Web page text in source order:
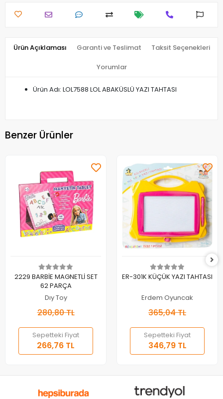
Ürün Açıklaması Garanti ve Teslimat Taksit Seçenekleri
Yorumlar
Ürün Adı: LOL7588 LOL ABAKÜSLÜ YAZI TAHTASI
Benzer Ürünler
Sepete Ekle
2229 BARBİE MAGNETLİ SET
62 PARÇA
Dıy Toy
280,80 TL
Sepetteki Fiyat
266,76 TL
Sepete Ekle
ER-301K KÜÇÜK YAZI TAHTASI
Erdem Oyuncak
365,04 TL
Sepetteki Fiyat
346,79 TL